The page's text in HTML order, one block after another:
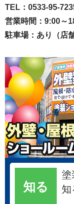
TEL：0533-95-
営業時間：9:00～
駐車場：あり（店
知る
塗
知